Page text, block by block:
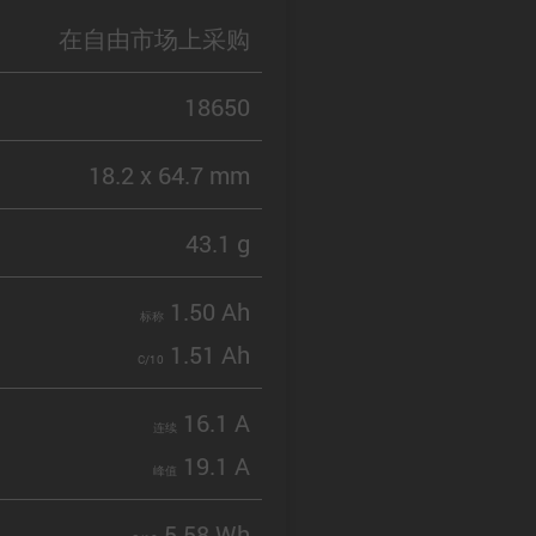
在自由市场上采购
18650
18.2 x 64.7 mm
43.1 g
标称 1.50 Ah
C/10 1.51 Ah
连续 16.1 A
峰值 19.1 A